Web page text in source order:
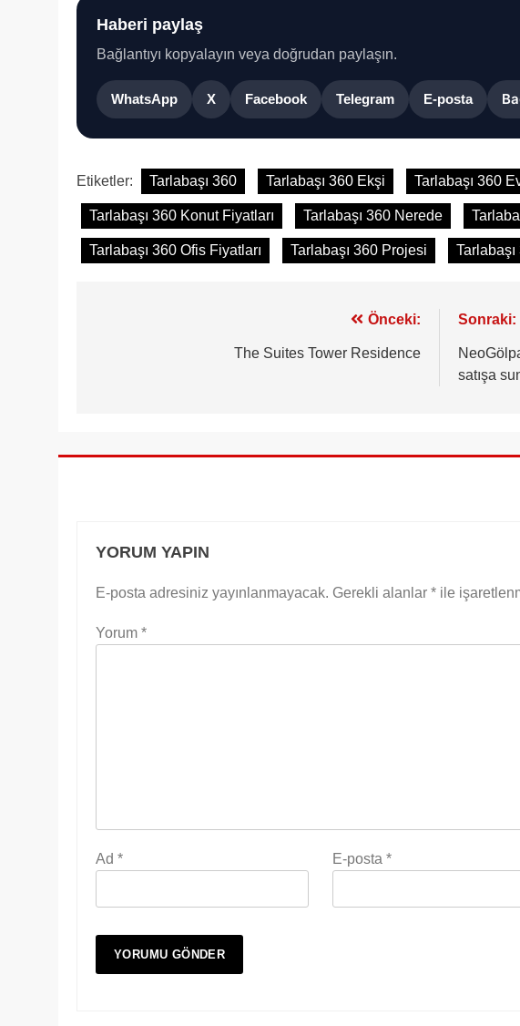
Haberi paylaş
Bağlantıyı kopyalayın veya doğrudan paylaşın.
WhatsApp X Facebook Telegram E-posta
Etiketler: Tarlabaşı 360 Tarlabaşı 360 Ekşi Tarlabaşı 360
Tarlabaşı 360 Konut Fiyatları Tarlabaşı 360 Nerede
Tarlabaşı 360 Ofis Fiyatları Tarlabaşı 360 Projesi Tarlabaşı
Önceki:
The Suites Tower Residence
Sonraki:
satışa
YORUM YAPIN
E-posta adresiniz yayınlanmayacak. Gerekli alanlar * ile
Yorum *
Ad * E-posta*